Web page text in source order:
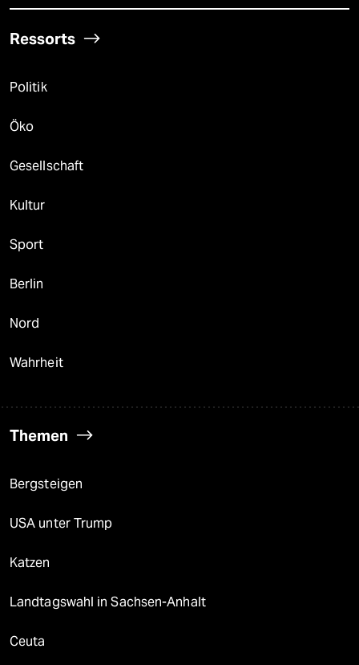
Ressorts
Politik
Öko
Gesellschaft
Kultur
Sport
Berlin
Nord
Wahrheit
Themen
Bergsteigen
USA unter Trump
Katzen
Landtagswahl in Sachsen-Anhalt
Ceuta